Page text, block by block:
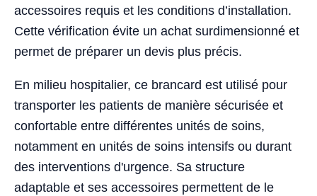
accessoires requis et les conditions d’installation.
Cette vérification évite un achat surdimensionné et
permet de préparer un devis plus précis.
En milieu hospitalier, ce brancard est utilisé pour
transporter les patients de manière sécurisée et
confortable entre différentes unités de soins,
notamment en unités de soins intensifs ou durant
des interventions d'urgence. Sa structure
adaptable et ses accessoires permettent de le